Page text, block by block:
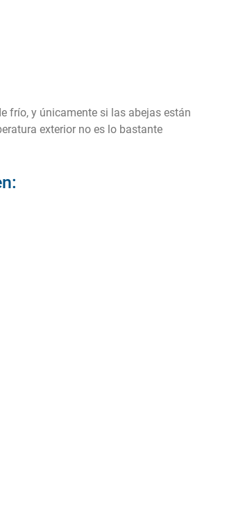
frío, y únicamente si las abejas están
exterior no es lo bastante